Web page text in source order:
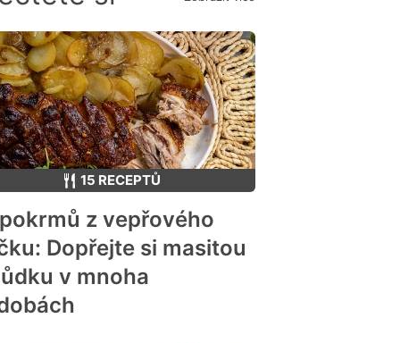
15 RECEPTŮ
z vepřového
Dopřejte si masitou
v mnoha